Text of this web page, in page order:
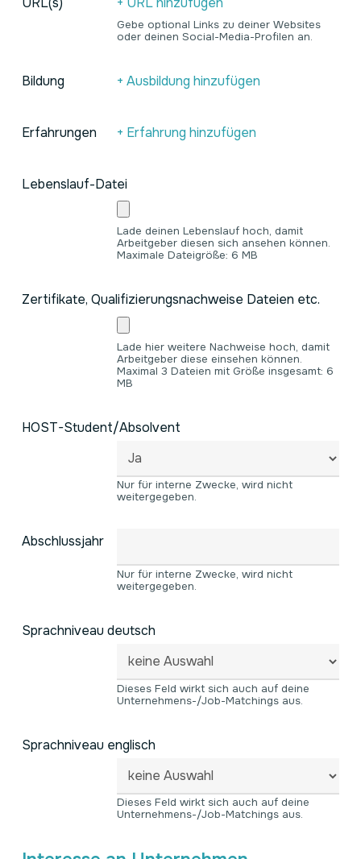
Gebe optional Links zu deiner Websites
oder deinen Social-Media-Profilen an.
Bildung + Ausbildung hinzufügen
Erfahrungen + Erfahrung hinzufügen
Lebenslauf-Datei
Lade deinen Lebenslauf hoch, damit
Arbeitgeber diesen sich ansehen können.
Maximale Dateigröße: 6 MB
Zertifikate, Qualifizierungsnachweise Dateien etc.
Lade hier weitere Nachweise hoch, damit
Arbeitgeber diese einsehen können.
Maximal 3 Dateien mit Größe insgesamt: 6
MB
HOST-Student/Absolvent
Nur für interne Zwecke, wird nicht
weitergegeben.
Abschlussjahr
Nur für interne Zwecke, wird nicht
weitergegeben.
Sprachniveau deutsch
Dieses Feld wirkt sich auch auf deine
Unternehmens-/Job-Matchings aus.
Sprachniveau englisch
Dieses Feld wirkt sich auch auf deine
Unternehmens-/Job-Matchings aus.